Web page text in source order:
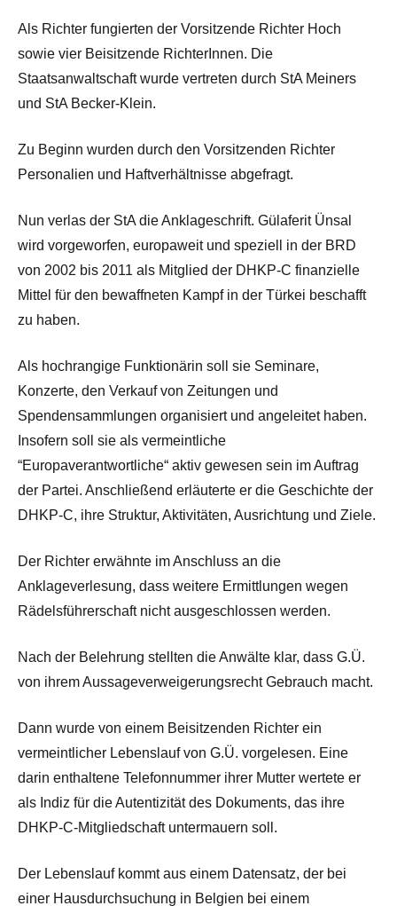
Als Richter fungierten der Vorsitzende Richter Hoch
sowie vier Beisitzende RichterInnen. Die
Staatsanwaltschaft wurde vertreten durch StA Meiners
und StA Becker-Klein.
Zu Beginn wurden durch den Vorsitzenden Richter
Personalien und Haftverhältnisse abgefragt.
Nun verlas der StA die Anklageschrift. Gülaferit Ünsal
wird vorgeworfen, europaweit und speziell in der BRD
von 2002 bis 2011 als Mitglied der DHKP-C finanzielle
Mittel für den bewaffneten Kampf in der Türkei beschafft
zu haben.
Als hochrangige Funktionärin soll sie Seminare,
Konzerte, den Verkauf von Zeitungen und
Spendensammlungen organisiert und angeleitet haben.
Insofern soll sie als vermeintliche
“Europaverantwortliche“ aktiv gewesen sein im Auftrag
der Partei. Anschließend erläuterte er die Geschichte der
DHKP-C, ihre Struktur, Aktivitäten, Ausrichtung und Ziele.
Der Richter erwähnte im Anschluss an die
Anklageverlesung, dass weitere Ermittlungen wegen
Rädelsführerschaft nicht ausgeschlossen werden.
Nach der Belehrung stellten die Anwälte klar, dass G.Ü.
von ihrem Aussageverweigerungsrecht Gebrauch macht.
Dann wurde von einem Beisitzenden Richter ein
vermeintlicher Lebenslauf von G.Ü. vorgelesen. Eine
darin enthaltene Telefonnummer ihrer Mutter wertete er
als Indiz für die Autentizität des Dokuments, das ihre
DHKP-C-Mitgliedschaft untermauern soll.
Der Lebenslauf kommt aus einem Datensatz, der bei
einer Hausdurchsuchung in Belgien bei einem